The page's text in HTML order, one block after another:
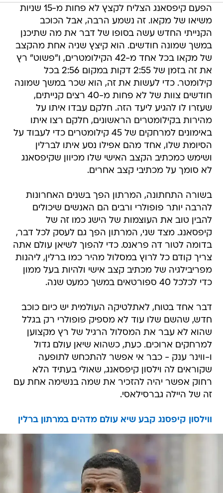
הפעם קיפסאנג הצליח לקצץ לא פחות מ-15 שניות
משיאו של מקאו. זה נשמע הרבה, אבל הכוכב
הקנייתי החדש עשה בסופו של דבר את מה שתיכנן
במשך שמונה חודשים. הוא קיצץ שניה אחת מהקצב
של מקאו בכל אחד מ-42 הקילומטרים, ו"פשוט" רץ
את זה בזמן של 2:55 דקות במקום 2:56 בכל
קילומטר. כדי לעשות את זה, הוא שכר במשך שמונה
חודשים צוות של לא פחות מ-40 רצים קנייתים,
שעזרו לו להגיע ליעד הזה. חלקם עבדו איתו על
מהירות בקילומטרים הראשונים, חלקם רצו איתו
באימונים למרחקים של 45 קילומטרים כדי לעבוד על
הסיומת שלו, אחד מהם אפילו נסע איתו לברלין
ושימש כמכתיב הקצב האישי שלו מכיוון שקיפסאנג
לא סומך על מכתיבי קצב אחרים.
בשורה התחתונה, המרתון הפך בשנים האחרונות
להרבה יותר פופולרי ורבים הם האנשים שיכולים
להבין טוב את העוצמות של הישג כמו זה של
קיפסאנג. מצד שני, המרתון הפך גם לעסק לכל דבר,
בדומה לטור דה פראנס. כדי להפוך לשיאן עולם אתה
צריך קודם כל לרוץ במסלול מהיר כמו ברלין, ליהנות
מפריבילגיה של מכתיב קצב אישי ולהיות בעל ממון
כדי לכלכל 40 ספורטאים במשך כמעט שנה.
דבר אחד בטוח, לאתלטיקה העולמית יש כיום כוכב
חדש, שהשם שלו עוד לא מספיק פופולרי רק בגלל
שהוא לא עבר את המסלול הרגיל של רץ מקצוען
למרחקים ארוכים. כעת, כשהוא שיאן עולם גדול
ו-ווינר ענק - כבר אי אפשר להתכחש לתופעה
שקוראים לה וילסון קיפסאנג, שאולי בעתיד הלא
רחוק אפשר יהיה להזכיר את שמה בנשימה אחת עם
זה של היילה גברסילאסי.
ווילסון קיפסנג קבע שיא עולם מדהים במרתון ברלין